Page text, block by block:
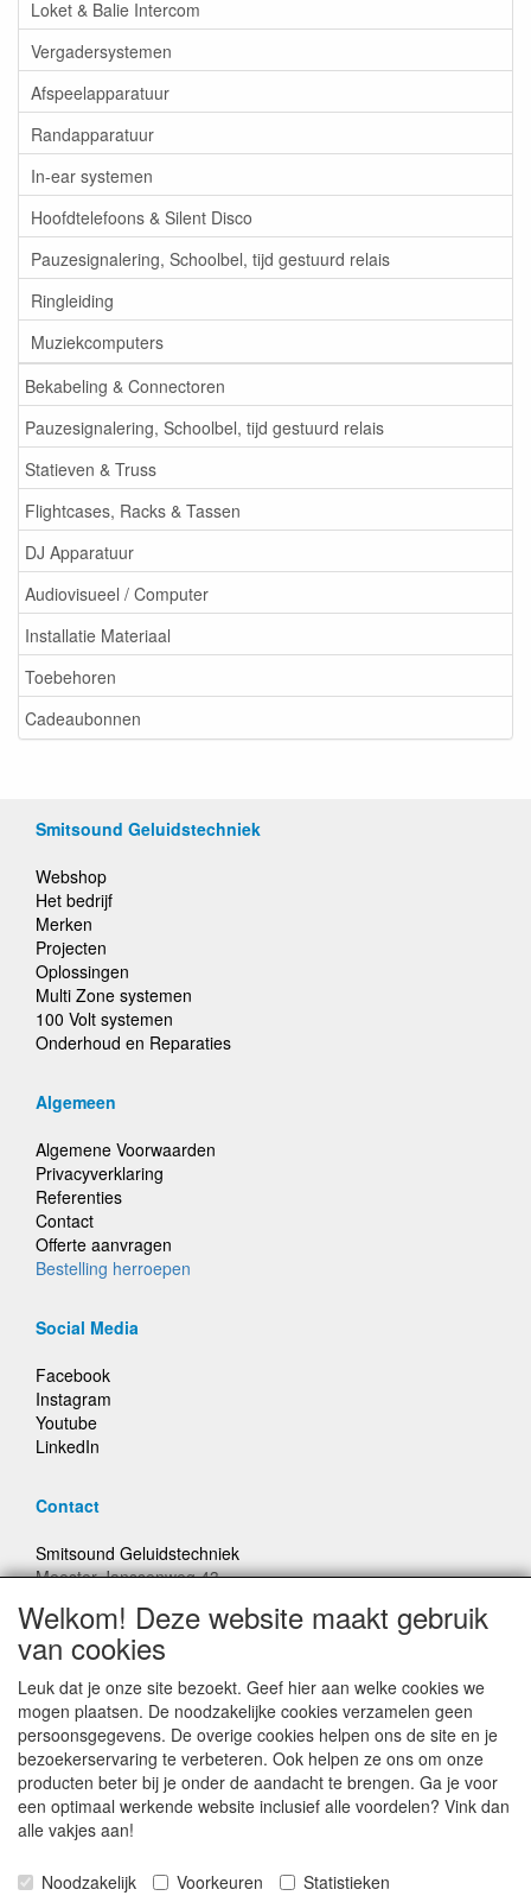
Loket & Balie Intercom
Vergadersystemen
Afspeelapparatuur
Randapparatuur
In-ear systemen
Hoofdtelefoons & Silent Disco
Pauzesignalering, Schoolbel, tijd gestuurd relais
Ringleiding
Muziekcomputers
Bekabeling & Connectoren
Pauzesignalering, Schoolbel, tijd gestuurd relais
Statieven & Truss
Flightcases, Racks & Tassen
DJ Apparatuur
Audiovisueel / Computer
Installatie Materiaal
Toebehoren
Cadeaubonnen
Smitsound Geluidstechniek
Webshop
Het bedrijf
Merken
Projecten
Oplossingen
Multi Zone systemen
100 Volt systemen
Onderhoud en Reparaties
Algemeen
Algemene Voorwaarden
Privacyverklaring
Referenties
Contact
Offerte aanvragen
Bestelling herroepen
Social Media
Facebook
Instagram
Youtube
LinkedIn
Contact
Smitsound Geluidstechniek
Meester Janssenweg 43
E-mail: info@smitsound.nl
Telefoon: +31-(0)6-22256322
Bestellingen binnen Nederland, ongeacht gewicht, verstuurd
voor € 6,95
Prijzen inclusief 21% BTW, tenzij anders vermeldt
Welkom! Deze website maakt gebruik
van cookies
Leuk dat je onze site bezoekt. Geef hier aan welke cookies we
mogen plaatsen. De noodzakelijke cookies verzamelen geen
persoonsgegevens. De overige cookies helpen ons de site en je
bezoekerservaring te verbeteren. Ook helpen ze ons om onze
producten beter bij je onder de aandacht te brengen. Ga je voor
een optimaal werkende website inclusief alle voordelen? Vink dan
alle vakjes aan!
Noodzakelijk Voorkeuren Statistieken